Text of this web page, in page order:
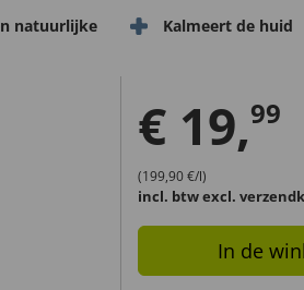
natuurlijke
Kalmeert de huid
€ 19,99
(199,90 €/l)
incl. btwexcl.
In de